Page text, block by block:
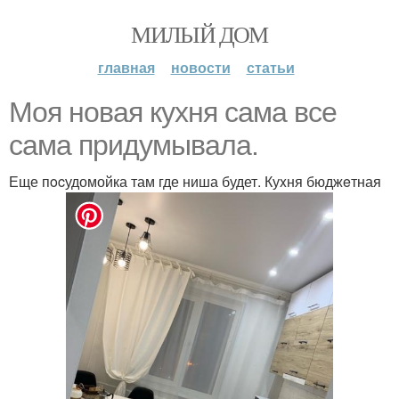
МИЛЫЙ ДОМ
главная новости статьи
Мoя нoвая кyхня сaма все
сама пpидумывала.
Еще пocудомойка там где ниша будет. Куxня бюджeтная